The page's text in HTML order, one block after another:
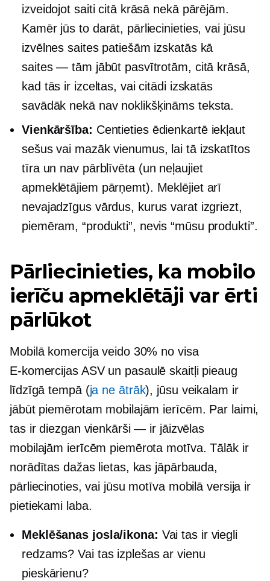
izveidojot saiti citā krāsā nekā pārējām.
Kamēr jūs to darāt, pārliecinieties, vai jūsu
izvēlnes saites patiešām izskatās kā
saites — tām jābūt pasvītrotām, citā krāsā,
kad tās ir izceltas, vai citādi izskatās
savādāk nekā nav noklikšķināms teksta.
Vienkāršība: Centieties ēdienkartē iekļaut
sešus vai mazāk vienumus, lai tā izskatītos
tīra un nav pārblīvēta(un neļaujiet
apmeklētājiem pārņemt). Meklējiet arī
nevajadzīgus vārdus, kurus varat izgriezt,
piemēram, “produkti”, nevis “mūsu produkti”.
Pārliecinieties, ka mobilo
ierīču apmeklētāji var ērti
pārlūkot
Mobilā komercija veido 30% no visa
E-komercijasASV un pasaulē skaitļi pieaug
līdzīgā tempā (ja ne ātrāk), jūsu veikalam ir
jābūt piemērotam mobilajām ierīcēm. Par laimi,
tas ir diezgan vienkārši — ir jāizvēlas
mobilajām ierīcēm piemērota motīva. Tālāk ir
norādītas dažas lietas, kas jāpārbauda, ​​​​
pārliecinoties, vai jūsu motīva mobilā versija ir
pietiekami laba.
Meklēšanas josla/ikona: Vai tas ir viegli
redzams? Vai tas izplešas ar vienu
pieskārienu?